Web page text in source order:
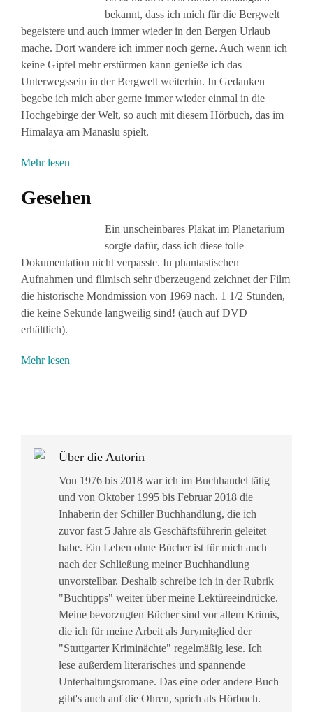
bekannt, dass ich mich für die Bergwelt
begeistere und auch immer wieder in den Bergen Urlaub
mache. Dort wandere ich immer noch gerne. Auch wenn ich
keine Gipfel mehr erstürmen kann genieße ich das
Unterwegssein in der Bergwelt weiterhin. In Gedanken
begebe ich mich aber gerne immer wieder einmal in die
Hochgebirge der Welt, so auch mit diesem Hörbuch, das im
Himalaya am Manaslu spielt.
Mehr lesen
Gesehen
Ein unscheinbares Plakat im Planetarium
sorgte dafür, dass ich diese tolle
Dokumentation nicht verpasste. In phantastischen
Aufnahmen und filmisch sehr überzeugend zeichnet der Film
die historische Mondmission von 1969 nach. 1 1/2 Stunden,
die keine Sekunde langweilig sind! (auch auf DVD
erhältlich).
Mehr lesen
Über die Autorin
Von 1976 bis 2018 war ich im Buchhandel tätig
und von Oktober 1995 bis Februar 2018 die
Inhaberin der Schiller Buchhandlung, die ich
zuvor fast 5 Jahre als Geschäftsführerin geleitet
habe. Ein Leben ohne Bücher ist für mich auch
nach der Schließung meiner Buchhandlung
unvorstellbar. Deshalb schreibe ich in der Rubrik
"Buchtipps" weiter über meine Lektüreeindrücke.
Meine bevorzugten Bücher sind vor allem Krimis,
die ich für meine Arbeit als Jurymitglied der
"Stuttgarter Kriminächte" regelmäßig lese. Ich
lese außerdem literarisches und spannende
Unterhaltungsromane. Das eine oder andere Buch
gibt's auch auf die Ohren, sprich als Hörbuch.